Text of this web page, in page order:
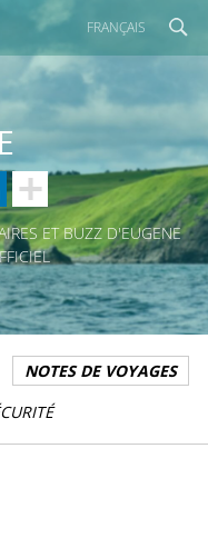
FRANÇAIS
ET BUZZ D'EUGENE
NOTES DE VOYAGES